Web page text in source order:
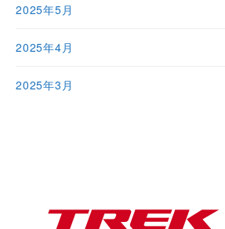
2025年5月
2025年4月
2025年3月